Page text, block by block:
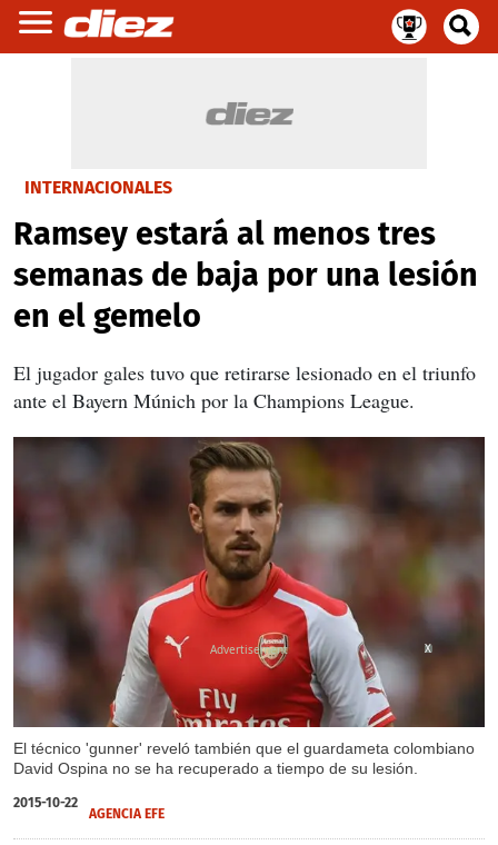
INTERNACIONALES
Ramsey estará al menos tres
semanas de baja por una lesión
en el gemelo
El jugador gales tuvo que retirarse lesionado en el triunfo
ante el Bayern Múnich por la Champions League.
El técnico 'gunner' reveló también que el guardameta colombiano
David Ospina no se ha recuperado a tiempo de su lesión.
X
2015-10-22
AGENCIA EFE